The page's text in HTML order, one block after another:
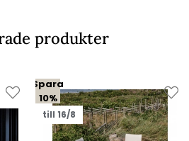
produkter
Spara
10%
till 16/8